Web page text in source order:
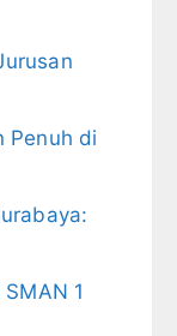
Penuh di
1